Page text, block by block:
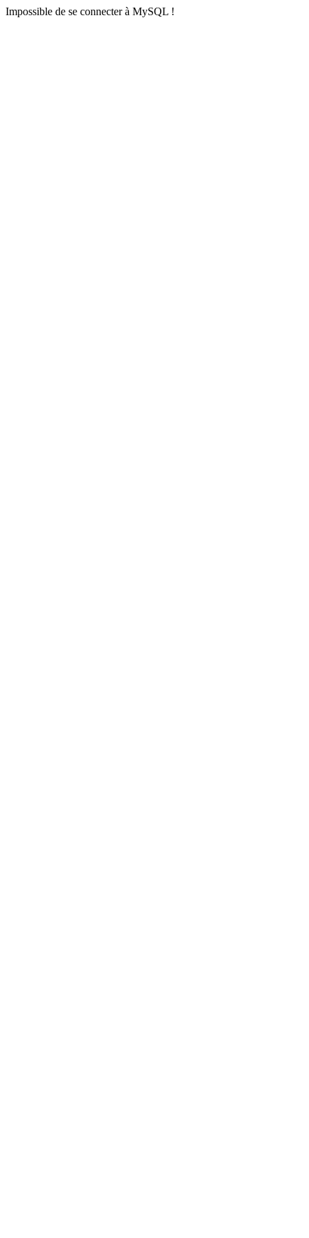
Impossible de se connecter à MySQL !